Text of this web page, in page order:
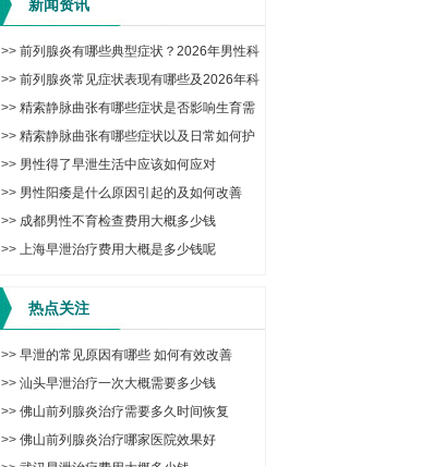
新闻资讯
>> 前列腺炎有哪些典型症状？2026年男性科
学治疗与日常调理方法
>> 前列腺炎常见症状表现有哪些及2026年科
学治疗与预防方法
>> 精索静脉曲张有哪些症状是否影响生育需
要手术吗
>> 精索静脉曲张有哪些症状以及日常如何护
理改善
>> 男性得了早泄生活中应该如何应对
>> 男性阳痿是什么原因引起的及如何改善
>> 成都男性不育检查费用大概多少钱
>>
上海早泄治疗费用大概是多少钱呢
热点关注
>> 早泄的常见原因有哪些 如何有效改善
>> 汕头早泄治疗一次大概需要多少钱
>> 佛山前列腺炎治疗需要多久时间恢复
>> 佛山前列腺炎治疗哪家医院效果好